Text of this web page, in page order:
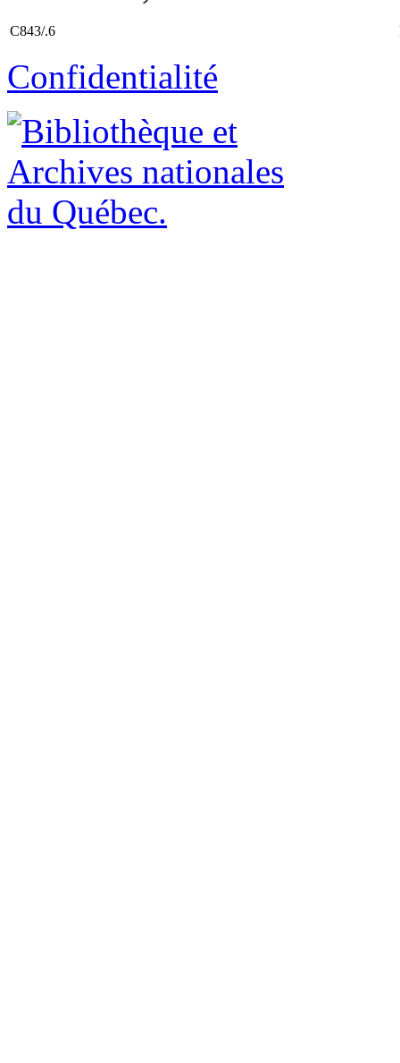
C843/.6
Confidentialité